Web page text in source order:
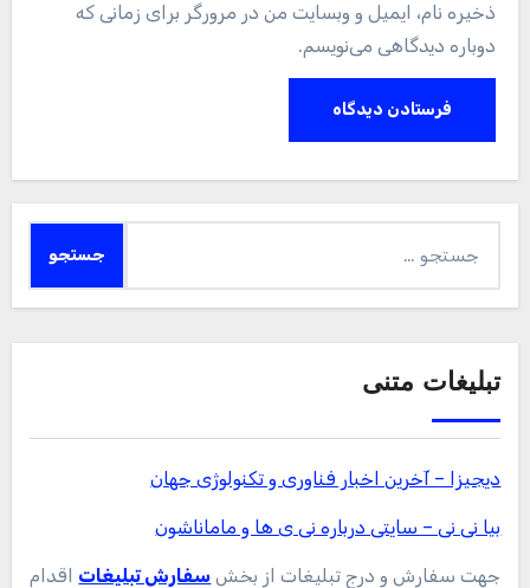
ذخیره نام، ایمیل و وبسایت من در مرورگر برای زمانی که
دوباره دیدگاهی می‌نویسم.
برای:
تبلیغات متنی
دیجیزا – آخرین اخبار فناوری و تکنولوژی جهان
بیا نی نی – سایتی درباره نی ی ها و ماماناشون
جهت سفارش و درج تبلیغات از بخش سفارش تبلیغات اقدام